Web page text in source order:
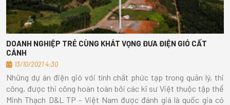
DOANH NGHIỆP TRẺ CÙNG KHÁT VỌNG ĐƯA ĐIỆN GIÓ CẤT
CÁNH
13/10/2021 4:30
Những dự án điện gió với tính chất phức tạp trong quản lý, thi
công, được thi công hoàn toàn bởi các kĩ sư Việt thuộc tập thể
Minh Thạch D&L TP - Việt Nam được đánh giá là quốc gia có